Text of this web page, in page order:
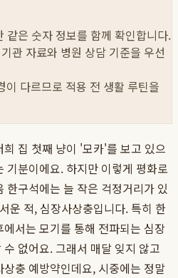
같은 숫자 정보를 함께 확인합니다.
관 자료와 병원 상담 기준을 우선
이 다르므로 적용 전 생활 루틴을
집 첫째 냥이 '모카'를 보고 있으
기분이에요. 하지만 이렇게 평화로
한구석에는 늘 작은 걱정거리가 있
운 적, 심장사상충입니다. 특히 한
서는 모기를 통해 전파되는 심장
없어요. 그래서 매달 잊지 않고
충 예방약인데요, 시중에는 정말